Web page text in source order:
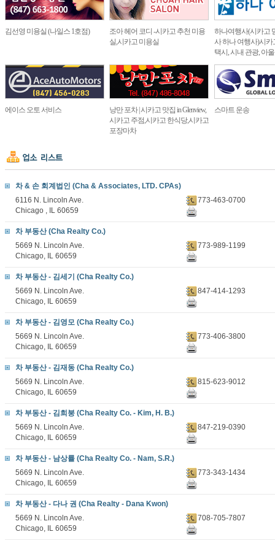
김선영 미용실 (나일스 1호점)
조아 헤어 코디 -시카고 추천 미용
실,시카고 미용실
하나여행사(시카고
사 하나 여행사)시카
택시, 시내 관광, 아
에이스 오토 서비스
낭만 포차 | 시카고 맛집 in Glenview,
시카고 주점,시카고 한식당,시카고
포장마차
스마트 운송
차 & 손 회계법인 (Cha & Associates, LTD. CPAs)
6116 N. Lincoln Ave.
Chicago , IL 60659
773-463-0700
차 부동산 (Cha Realty Co.)
5669 N. Lincoln Ave.
Chicago, IL 60659
773-989-1199
차 부동산 - 김세기 (Cha Realty Co.)
5669 N. Lincoln Ave.
Chicago, IL 60659
847-414-1293
차 부동산 - 김영모 (Cha Realty Co.)
5669 N. Lincoln Ave.
Chicago, IL 60659
773-406-3800
차 부동산 - 김재동 (Cha Realty Co.)
5669 N. Lincoln Ave.
Chicago, IL 60659
815-623-9012
차 부동산 - 김희붕 (Cha Realty Co. - Kim, H. B.)
5669 N. Lincoln Ave.
Chicago, IL 60659
847-219-0390
차 부동산 - 남상률 (Cha Realty Co. - Nam, S.R.)
5669 N. Lincoln Ave.
Chicago, IL 60659
773-343-1434
차 부동산 - 다나 권 (Cha Realty - Dana Kwon)
5669 N. Lincoln Ave.
Chicago, IL 60659
708-705-7807